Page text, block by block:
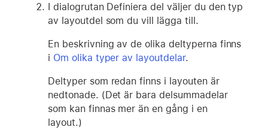
I dialogrutan Definiera del väljer du den typ
av layoutdel som du vill lägga till.
En beskrivning av de olika deltyperna finns
i Om olika typer av layoutdelar.
Deltyper som redan finns i layouten är
nedtonade. (Det är bara delsummadelar
som kan finnas mer än en gång i en
layout.)